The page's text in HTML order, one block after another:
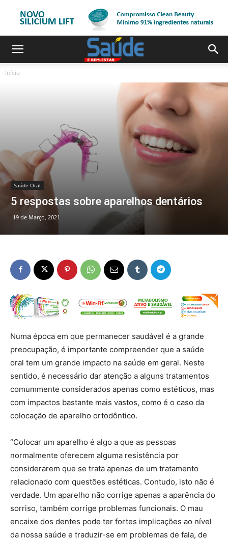
Início
Saúde Oral
5 respostas sobre aparelhos dentários
19 de Março, 2021
Numa época em que permanecer saudável é a grande
preocupação, é importante compreender que a saúde
oral tem um grande impacto na saúde em geral. Neste
sentido, é necessário dar atenção a alguns tratamentos
comummente considerados apenas como estéticos, mas
com impactos bastante mais vastos, como é o caso da
colocação de aparelho ortodôntico.
“Colocar um aparelho é algo a que as pessoas
normalmente oferecem alguma resistência por
considerarem que se trata apenas de um tratamento
relacionado com questões estéticas. Contudo, isto não é
verdade. Um aparelho não corrige apenas a aparência do
sorriso, também corrige problemas funcionais. O mau
encaixe dos dentes pode ter fortes implicações ao nível
da nossa saúde e traduzir-se em problemas de fala, de